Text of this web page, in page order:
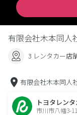
有限会社木本同人
3 レンタカー店
有限会社木本同人
トヨタレン
市川市八幡3-